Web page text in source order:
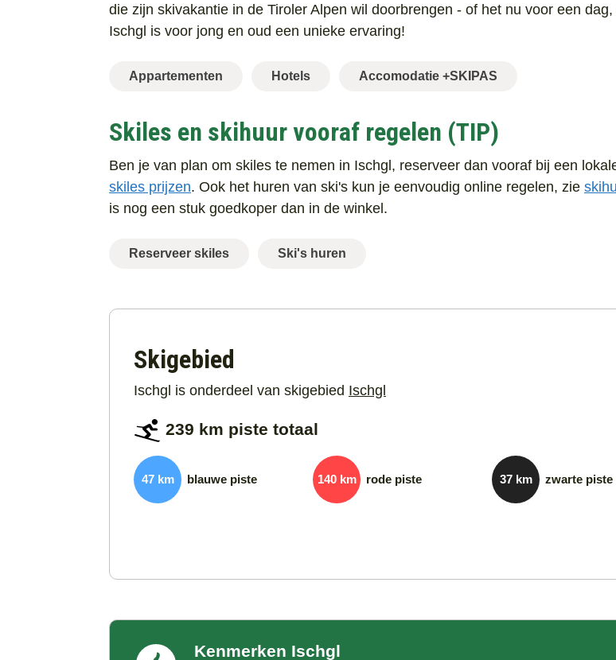
die zijn skivakantie in de Tiroler Alpen wil doorbrengen - of het nu voor een
Ischgl is voor jong en oud een unieke ervaring!
Appartementen Hotels Accomodatie +SKIPAS
Skiles en skihuur vooraf regelen (TIP)
Ben je van plan om skiles te nemen in Ischgl, reserveer dan vooraf bij een
skiles prijzen. Ook het huren van ski's kun je eenvoudig online regelen, zie
is nog een stuk goedkoper dan in de winkel.
Reserveer skiles Ski's huren
Skigebied
Ischgl is onderdeel van skigebied Ischgl
239 km piste totaal
47 km blauwe piste 140 km rode piste 37 km zwarte piste
Kenmerken Ischgl